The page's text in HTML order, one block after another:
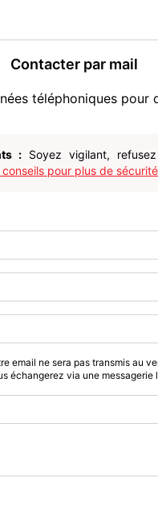
Contacter par mail
téléphoniques pour
: Soyez vigilant,
conseils pour plus de
email ne sera pas transmis au
échangerez via une